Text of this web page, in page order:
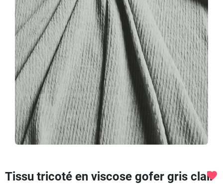
Tissu tricoté en viscose gofer gris clair
favorite